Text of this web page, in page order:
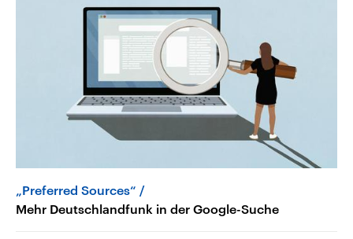
„Preferred Sources“
Mehr Deutschlandfunk in der Google-Suche